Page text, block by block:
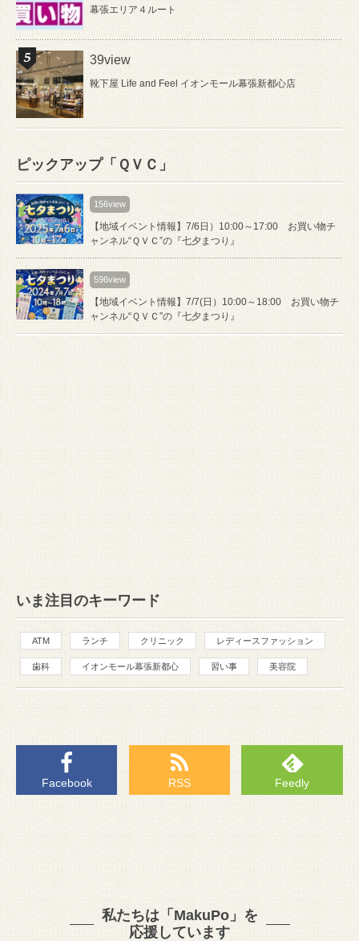
幕張エリア４ルート
39view
靴下屋 Life and Feel イオンモール幕張新都心店
ピックアップ「ＱＶＣ」
156view
【地域イベント情報】7/6日）10:00～17:00 お買い物チ
ャンネル“ＱＶＣ”の『七夕まつり』
596view
【地域イベント情報】7/7(日）10:00～18:00 お買い物チ
ャンネル“ＱＶＣ”の『七夕まつり』
いま注目のキーワード
ATM ランチ クリニック レディースファッション
歯科 イオンモール幕張新都心 習い事 美容院
Facebook RSS Feedly
私たちは「MakuPo」を
応援しています